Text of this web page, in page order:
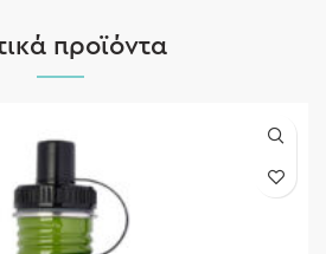
προϊόντα